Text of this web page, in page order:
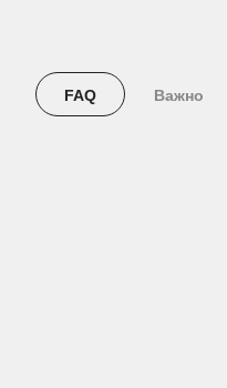
FAQ Важно